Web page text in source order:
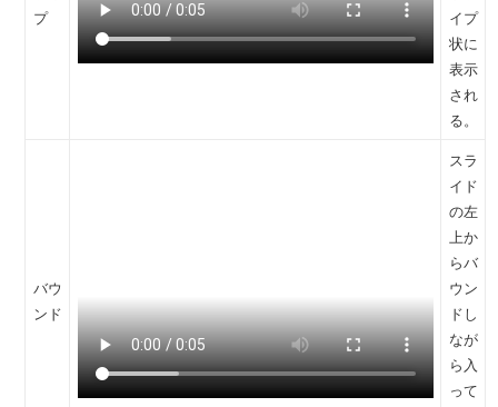
プ
イプ
状に
表示
され
る。
バウ
ンド
スラ
イド
の左
上か
らバ
ウン
ドし
なが
ら入
って